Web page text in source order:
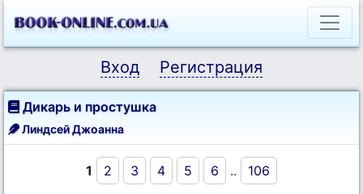
Вход Регистрация
Дикарь и простушка
Линдсей Джоанна
1 2 3 4 5 6 .. 106